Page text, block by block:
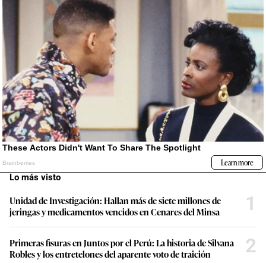
Lo más visto
Unidad de Investigación: Hallan más de siete millones de
jeringas y medicamentos vencidos en Cenares del Minsa
1
Primeras fisuras en Juntos por el Perú: La historia de Silvana
Robles y los entretelones del aparente voto de traición
2